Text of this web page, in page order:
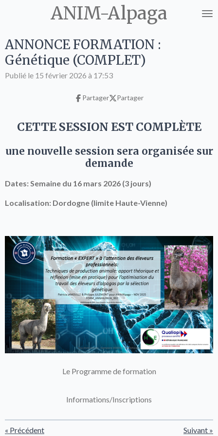
principal
ANIM-Alpaga
ANNONCE FORMATION :
Génétique (COMPLET)
Publié le 15 février 2026 à 17:53
Partager Partager
CETTE SESSION EST COMPLÈTE
une nouvelle session sera organisée sur
demande
Dates: Semaine du 16 mars 2026 (3 jours)
Localisation: Dordogne (limite Haute-Vienne)
Le Programme de formation
Informations/Inscriptions
« Précédent Suivant »